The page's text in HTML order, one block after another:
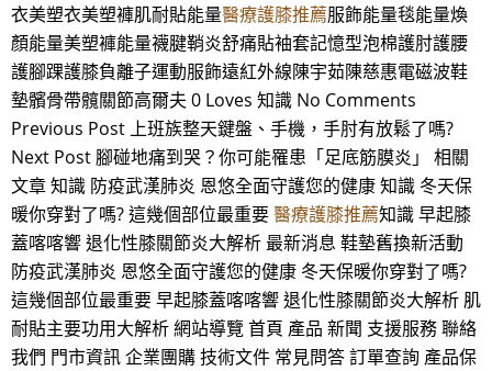
衣美塑衣美塑褲肌耐貼能量醫療護膝推薦服飾能量毯能量煥
顏能量美塑褲能量襪腱鞘炎舒痛貼袖套記憶型泡棉護肘護腰
護腳踝護膝負離子運動服飾遠紅外線陳宇茹陳慈惠電磁波鞋
墊髕骨帶髖關節高爾夫 0 Loves 知識 No Comments
Previous Post 上班族整天鍵盤、手機，手肘有放鬆了嗎?
Next Post 腳碰地痛到哭？你可能罹患「足底筋膜炎」 相關
文章 知識 防疫武漢肺炎 恩悠全面守護您的健康 知識 冬天保
暖你穿對了嗎? 這幾個部位最重要醫療護膝推薦知識 早起膝
蓋喀喀響 退化性膝關節炎大解析 最新消息 鞋墊舊換新活動
防疫武漢肺炎 恩悠全面守護您的健康 冬天保暖你穿對了嗎?
這幾個部位最重要 早起膝蓋喀喀響 退化性膝關節炎大解析 肌
耐貼主要功用大解析 網站導覽 首頁 產品 新聞 支援服務 聯絡
我們 門市資訊 企業團購 技術文件 常見問答 訂單查詢 產品保